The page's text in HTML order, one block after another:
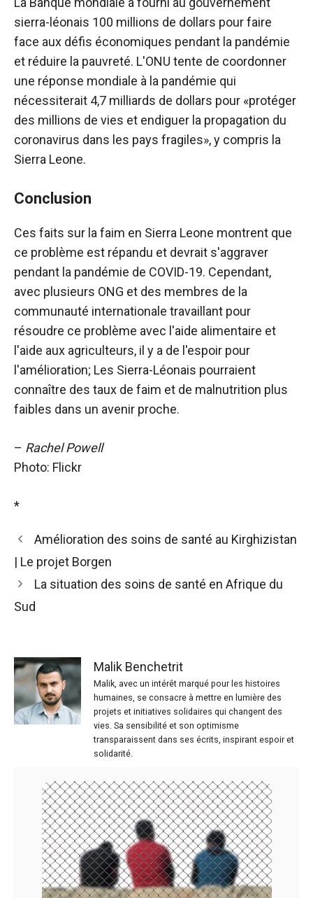
sierra-léonais 100 millions de dollars pour faire
face aux défis économiques pendant la pandémie
et réduire la pauvreté. L'ONU tente de coordonner
une réponse mondiale à la pandémie qui
nécessiterait 4,7 milliards de dollars pour «protéger
des millions de vies et endiguer la propagation du
coronavirus dans les pays fragiles», y compris la
Sierra Leone.
Conclusion
Ces faits sur la faim en Sierra Leone montrent que
ce problème est répandu et devrait s'aggraver
pendant la pandémie de COVID-19. Cependant,
avec plusieurs ONG et des membres de la
communauté internationale travaillant pour
résoudre ce problème avec l'aide alimentaire et
l'aide aux agriculteurs, il y a de l'espoir pour
l'amélioration; Les Sierra-Léonais pourraient
connaître des taux de faim et de malnutrition plus
faibles dans un avenir proche.
– Rachel Powell
Photo: Flickr
*
Amélioration des soins de santé au Kirghizistan
| Le projet Borgen
La situation des soins de santé en Afrique du
Sud
Malik Benchetrit
Malik, avec un intérêt marqué pour les histoires
humaines, se consacre à mettre en lumière des
projets et initiatives solidaires qui changent des
vies. Sa sensibilité et son optimisme
transparaissent dans ses écrits, inspirant espoir et
solidarité.